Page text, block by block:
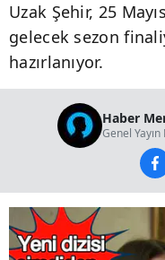
Uzak Şehir, 25
gelecek sezon
hazırlanıyor.
Haber
Genel